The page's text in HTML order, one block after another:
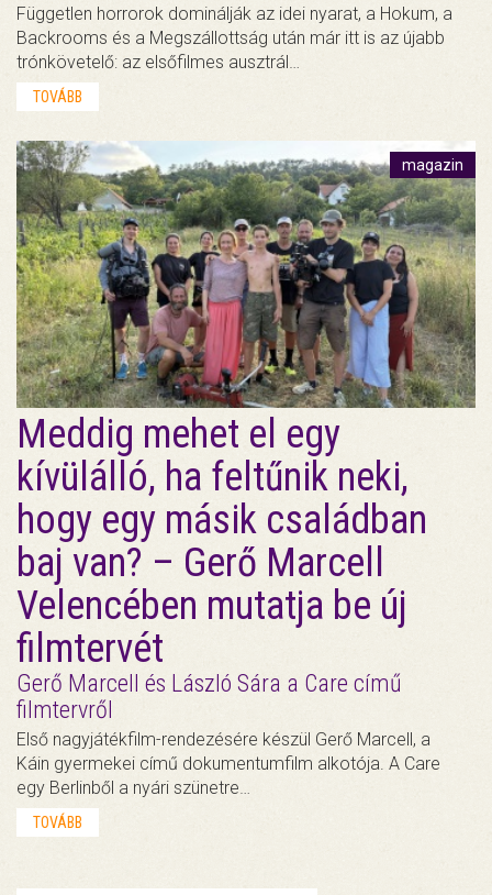
Független horrorok dominálják az idei nyarat, a Hokum, a
Backrooms és a Megszállottság után már itt is az újabb
trónkövetelő: az elsőfilmes ausztrál…
TOVÁBB
magazin
Meddig mehet el egy
kívülálló, ha feltűnik neki,
hogy egy másik családban
baj van? – Gerő Marcell
Velencében mutatja be új
filmtervét
Gerő Marcell és László Sára a Care című
filmtervről
Első nagyjátékfilm-rendezésére készül Gerő Marcell, a
Káin gyermekei című dokumentumfilm alkotója. A Care
egy Berlinből a nyári szünetre…
TOVÁBB